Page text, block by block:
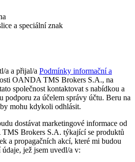
a speciální znak
a a přijal/a Podmínky informační a
OANDA TMS Brokers S.A., na
společnost kontaktovat s nabídkou a
podporu za účelem správy účtu. Beru na
mohu kdykoli odhlásit.
dostávat marketingové informace od
Brokers S.A. týkající se produktů
a propagačních akcí, které mi budou
jež jsem uvedl/a v: